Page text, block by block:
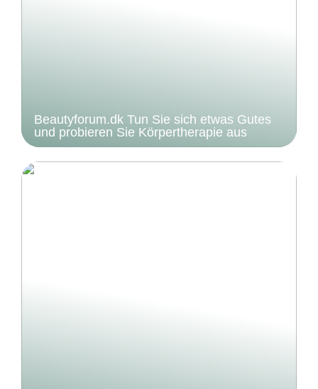
Beautyforum.dk Tun Sie sich etwas Gutes
und probieren Sie Körpertherapie aus